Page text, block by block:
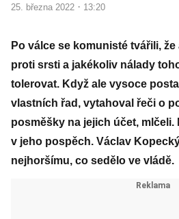
25. března 2022 · 13:20
Po válce se komunisté tvářili,
proti srsti a jakékoliv nálady
tolerovat. Když ale vysoce
vlastních řad, vytahoval řeči o
posměšky na jejich účet, mlčeli.
v jeho pospěch. Václav
nejhoršímu, co sedělo ve vládě.